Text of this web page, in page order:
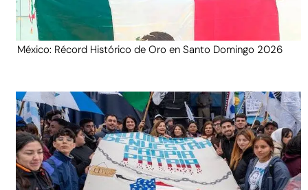
México: Récord Histórico de Oro en Santo Domingo 2026